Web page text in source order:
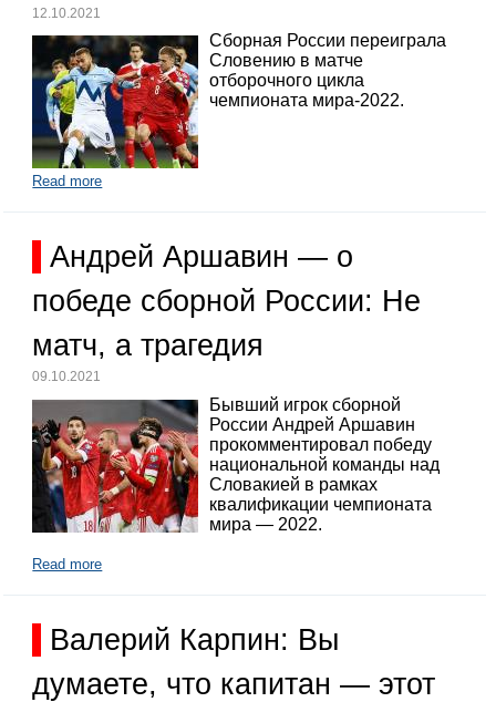
12.10.2021
Сборная России переиграла
Словению в матче
отборочного цикла
чемпионата мира-2022.
Read more
Андрей Аршавин — о
победе сборной России: Не
матч, а трагедия
09.10.2021
Бывший игрок сборной
России Андрей Аршавин
прокомментировал победу
национальной команды над
Словакией в рамках
квалификации чемпионата
мира — 2022.
Read more
Валерий Карпин: Вы
думаете, что капитан — этот